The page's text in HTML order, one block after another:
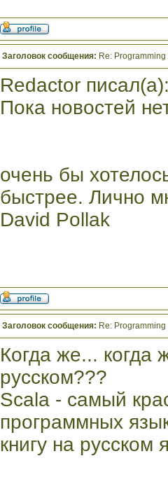
Заголовок сообщения: Re:
Redactor
Пока новостей
очень бы
быстрее. Лично
David Pollak
Заголовок сообщения: Re:
Когда же... когда
русском???
Scala - самый
программных
книгу на русском